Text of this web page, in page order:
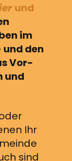
und
im
und den
Vor-
und
Ihr
sind